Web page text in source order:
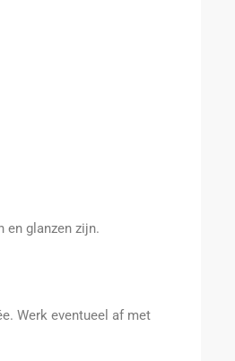
en glanzen zijn.
Werk eventueel af met